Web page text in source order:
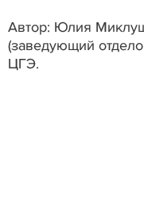
Автор: Юлия
(заведующий
ЦГЭ.